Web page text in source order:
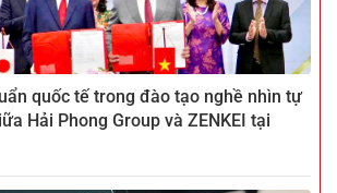
quốc tế trong đào tạo nghề nhìn tự
Hải Phong Group và ZENKEI tại